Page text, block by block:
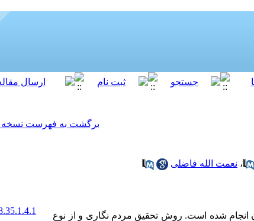
برگشت به فهرست نسخه
، نعمت الله فاضلی
انجام شده است. روش تحقیق مردم نگاری و از نوع